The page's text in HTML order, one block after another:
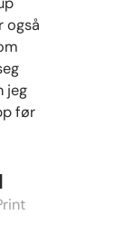
også
jeg
før